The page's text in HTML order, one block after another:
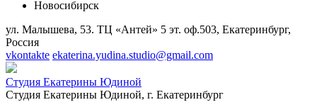
Новосибирск
ул. Малышева, 53. ТЦ «Антей» 5 эт. оф.503, Екатеринбург,
Россия
vkontakte ekaterina.yudina.studio@gmail.com
Студия Екатерины Юдиной
Студия Екатерины Юдиной, г. Екатеринбург